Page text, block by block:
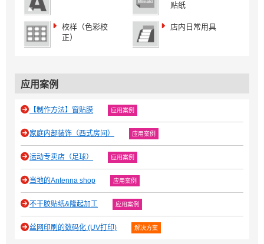
贴纸
校样（色彩校
正）
店内日常用具
应用案例
【制作方法】窗贴膜 应用案例
家庭内部装饰（西式房间） 应用案例
运动专卖店（足球） 应用案例
当地的Antenna shop 应用案例
不干胶贴纸&隆起加工 应用案例
丝网印刷的数码化 (UV打印) 解决方案